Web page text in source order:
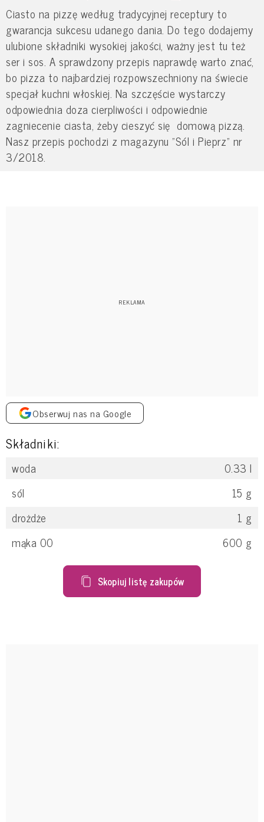
Ciasto na pizzę według tradycyjnej receptury to
gwarancja sukcesu udanego dania. Do tego dodajemy
ulubione składniki wysokiej jakości, ważny jest tu też
ser i sos. A sprawdzony przepis naprawdę warto znać,
bo pizza to najbardziej rozpowszechniony na świecie
specjał kuchni włoskiej. Na szczęście wystarczy
odpowiednia doza cierpliwości i odpowiednie
zagniecenie ciasta, żeby cieszyć się domową pizzą.
Nasz przepis pochodzi z magazynu "Sól i Pieprz" nr
3/2018.
Obserwuj nas na Google
Składniki:
woda 0.33 l
sól
15 g
drożdże
1 g
mąka 00
600 g
Skopiuj listę zakupów